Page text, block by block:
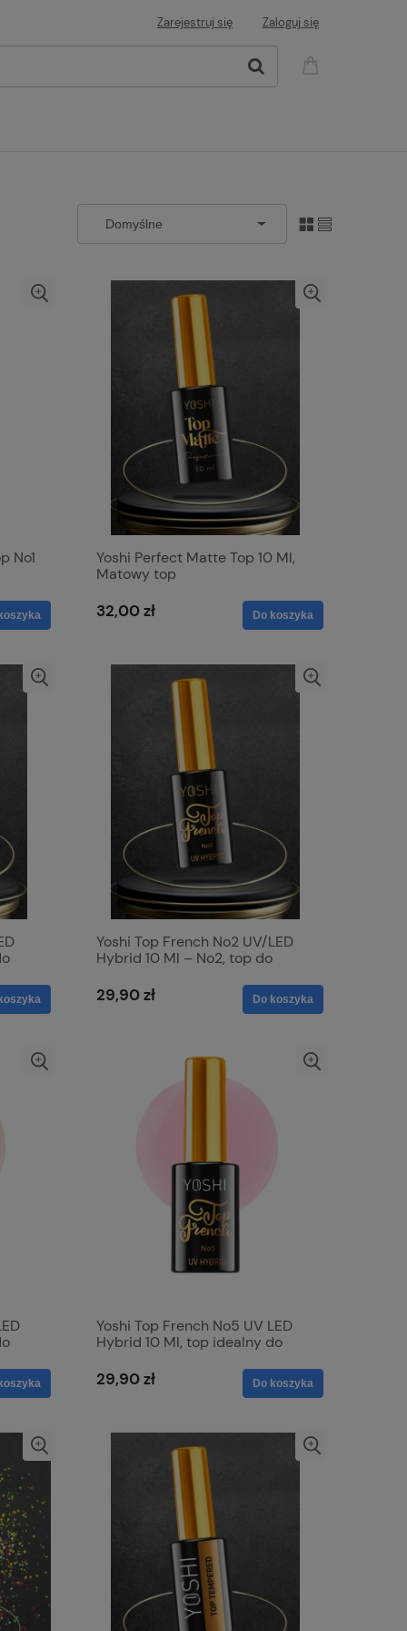
Zarejestruj się Zaloguj się
No1
Yoshi Perfect Matte Top 10 Ml,
Matowy top
32,00 zł Do koszyka
Yoshi Top French No2 UV/LED
Hybrid 10 Ml – No2, top do
29,90 zł Do koszyka
Yoshi Top French No5 UV LED
Hybrid 10 Ml, top idealny do
różu
29,90 zł Do koszyka